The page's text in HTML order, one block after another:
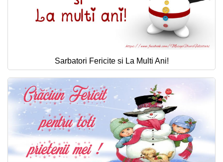
Sarbatori Fericite si La Multi Ani!